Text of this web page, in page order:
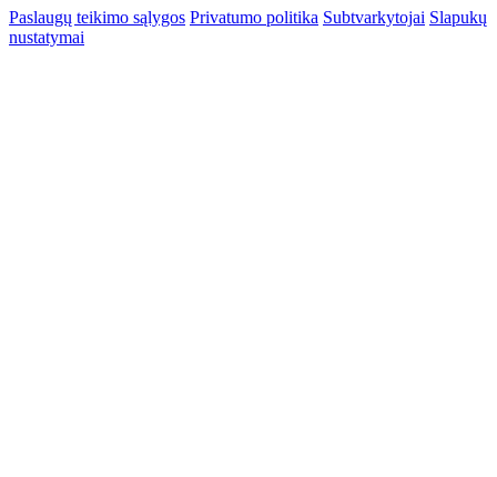
Paslaugų teikimo sąlygos Privatumo politika Subtvarkytojai Slapukų
nustatymai